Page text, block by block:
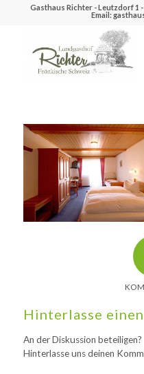
Gasthaus Richter - Leutzdorf 1
Email:
Hinterlasse
An der Diskussion beteiligen?
Hinterlasse uns deinen